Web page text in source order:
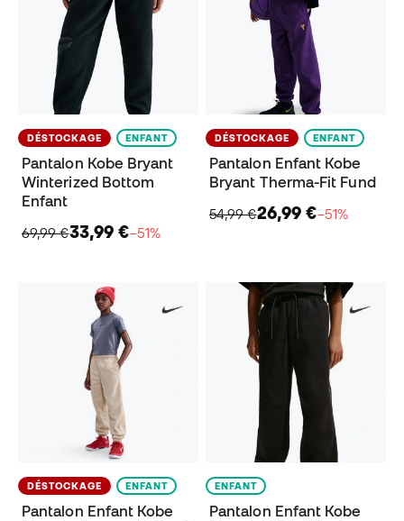
DÉSTOCKAGE ENFANT
Pantalon Kobe Bryant
Winterized Bottom
Enfant
69,99 €33,99 €−51%
DÉSTOCKAGE ENFANT
Pantalon Enfant Kobe
Bryant Therma-Fit Fund
54,99 €26,99 €−51%
DÉSTOCKAGE ENFANT
Pantalon Enfant Kobe
ENFANT
Pantalon Enfant Kobe